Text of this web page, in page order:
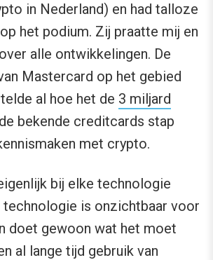
in Nederland) en had talloze
het podium. Zij praatte mij en
alle ontwikkelingen. De
Mastercard op het gebied
al hoe het de 3 miljard
bekende creditcards stap
met crypto.
bij elke technologie
technologie is onzichtbaar voor
doet gewoon wat het moet
al lange tijd gebruik van